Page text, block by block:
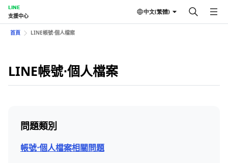
LINE
支援中心
中文(繁體)
首頁 LINE帳號⋅個人檔案
LINE帳號⋅個人檔案
問題類別
帳號⋅個人檔案相關問題